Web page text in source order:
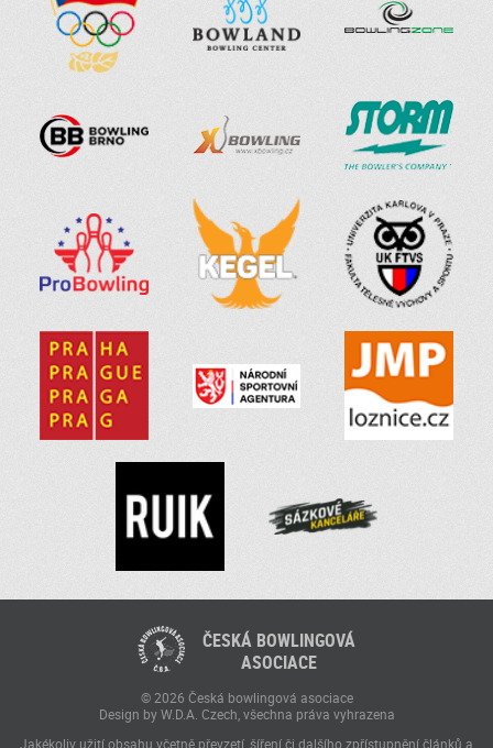
ČESKÁ BOWLINGOVÁ
ASOCIACE
© 2026 Česká bowlingová asociace
Design by W.D.A. Czech, všechna práva vyhrazena
Jakékoliv užití obsahu včetně převzetí, šíření či dalšího zpřístupnění článků a